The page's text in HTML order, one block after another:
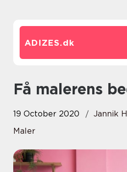
ADIZES.dk
Få malerens
19 October 2020
Jannik
Maler